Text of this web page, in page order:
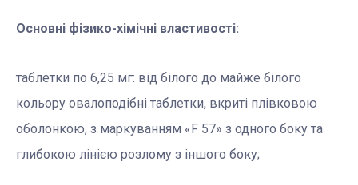
Основні фізико-хімічні властивості:
таблетки по 6,25 мг: від білого до майже білого
кольору овалоподібні таблетки, вкриті плівковою
оболонкою, з маркуванням «F 57» з одного боку та
глибокою лінією розлому з іншого боку;